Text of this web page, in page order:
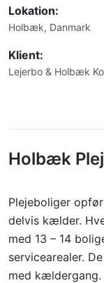
Lokation:
Holbæk, Danmark
Klient:
Lejerbo & Holbæk
Holbæk
Plejeboliger
delvis kælder.
med 13 – 14
servicearealer.
med kældergang.